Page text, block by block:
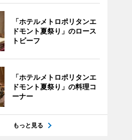
「ホテルメトロポリタンエ
ドモント夏祭り」のロース
トビーフ
「ホテルメトロポリタンエ
ドモント夏祭り」の料理コ
ーナー
もっと見る